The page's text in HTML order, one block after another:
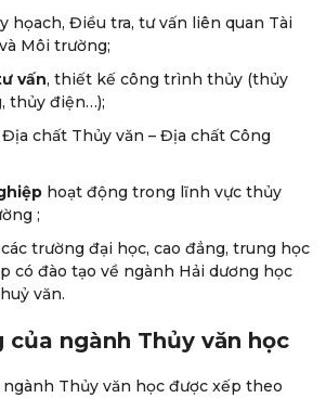
họach, Điều tra, tư vấn liên quan Tài
Môi trường;
vấn, thiết kế công trình thủy (thủy
thủy điện…);
chất Thủy văn – Địa chất Công
hoạt động trong lĩnh vực thủy
;
trường đại học, cao đẳng, trung học
có đào tạo về ngành Hải dương học
văn.
của ngành Thủy văn học
Thủy văn học được xếp theo